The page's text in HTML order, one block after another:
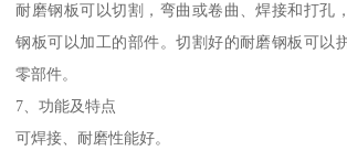
耐磨钢板可以切割，弯曲或卷曲、焊接和打孔
钢板可以加工的部件。切割好的耐磨钢板可以
零部件。
7、功能及特点
可焊接、耐磨性能好。